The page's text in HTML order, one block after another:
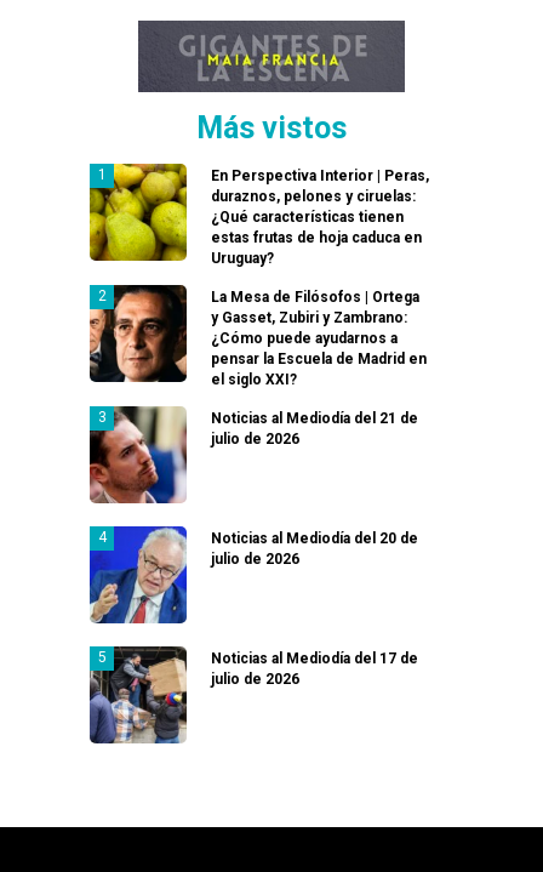
Más vistos
En Perspectiva Interior | Peras,
duraznos, pelones y ciruelas:
¿Qué características tienen
estas frutas de hoja caduca en
Uruguay?
La Mesa de Filósofos | Ortega
y Gasset, Zubiri y Zambrano:
¿Cómo puede ayudarnos a
pensar la Escuela de Madrid en
el siglo XXI?
Noticias al Mediodía del 21 de
julio de 2026
Noticias al Mediodía del 20 de
julio de 2026
Noticias al Mediodía del 17 de
julio de 2026